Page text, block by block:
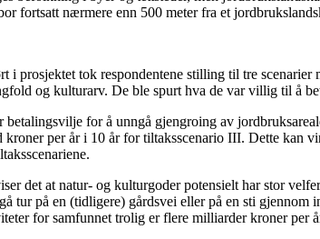
fortsatt nærmere enn 500 meter fra et
i prosjektet tok respondentene stilling til tre
og kulturarv. De ble spurt hva de var villig til å
betalingsvilje for å unngå gjengroing av
per år i 10 år for tiltaksscenario III. Dette kan
det at natur- og kulturgoder potensielt har stor
tur på en (tidligere) gårdsvei eller på en sti
for samfunnet trolig er flere milliarder kroner per